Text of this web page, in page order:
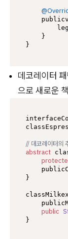
    }
데코레이터
으로 새로운
// 데코레이터의
abstract
}
public